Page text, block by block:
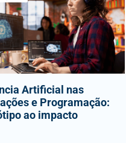
Artificial nas
e Programação:
ao impacto